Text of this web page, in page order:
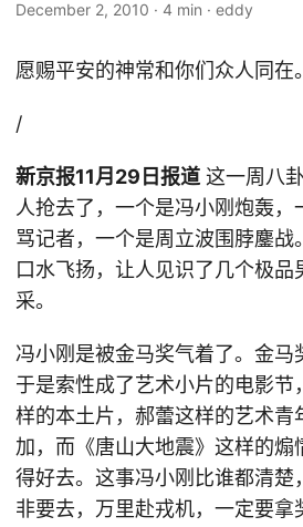
December 2, 2010 · 4 min · eddy
愿赐平安的神常和你们众人同在
/
新京报11月29日报道 这一周八
人抢去了，一个是冯小刚炮轰，
骂记者，一个是周立波围脖鏖战
口水飞扬，让人见识了几个极
采。
冯小刚是被金马奖气着了。金马
于是索性成了艺术小片的电影节
样的本土片，郝蕾这样的艺术青
加，而《唐山大地震》这样的煽
得好去。这事冯小刚比谁都清楚
非要去，万里赴戎机，一定要拿